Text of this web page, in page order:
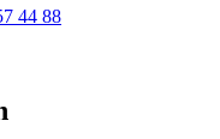
44 88